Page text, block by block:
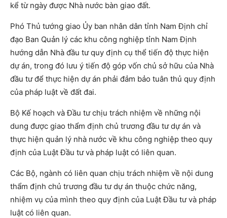
kể từ ngày được Nhà nước bàn giao đất.
Phó Thủ tướng giao Ủy ban nhân dân tỉnh Nam Định chỉ
đạo Ban Quản lý các khu công nghiệp tỉnh Nam Định
hướng dẫn Nhà đầu tư quy định cụ thể tiến độ thực hiện
dự án, trong đó lưu ý tiến độ góp vốn chủ sở hữu của Nhà
đầu tư để thực hiện dự án phải đảm bảo tuân thủ quy định
của pháp luật về đất đai.
Bộ Kế hoạch và Đầu tư chịu trách nhiệm về những nội
dung được giao thẩm định chủ trương đầu tư dự án và
thực hiện quản lý nhà nước về khu công nghiệp theo quy
định của Luật Đầu tư và pháp luật có liên quan.
Các Bộ, ngành có liên quan chịu trách nhiệm về nội dung
thẩm định chủ trương đầu tư dự án thuộc chức năng,
nhiệm vụ của mình theo quy định của Luật Đầu tư và pháp
luật có liên quan.